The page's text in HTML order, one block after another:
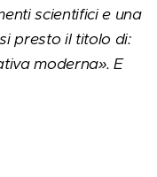
scientifici e una
presto il titolo di:
moderna». E